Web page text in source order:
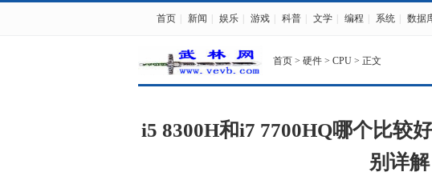
首页 新闻 娱乐 游戏 科普 文学 编程 系统 数据
首页 > 硬件 > CPU > 正文
i5 8300H和i7 7700HQ哪个比较
别详解